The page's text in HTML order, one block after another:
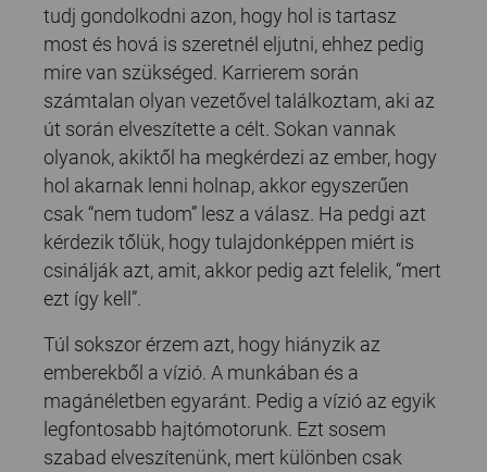
tudj gondolkodni azon, hogy hol is tartasz
most és hová is szeretnél eljutni, ehhez pedig
mire van szükséged. Karrierem során
számtalan olyan vezetővel találkoztam, aki az
út során elveszítette a célt. Sokan vannak
olyanok, akiktől ha megkérdezi az ember, hogy
hol akarnak lenni holnap, akkor egyszerűen
csak “nem tudom” lesz a válasz. Ha pedgi azt
kérdezik tőlük, hogy tulajdonképpen miért is
csinálják azt, amit, akkor pedig azt felelik, “mert
ezt így kell”.
Túl sokszor érzem azt, hogy hiányzik az
emberekből a vízió. A munkában és a
magánéletben egyaránt. Pedig a vízió az egyik
legfontosabb hajtómotorunk. Ezt sosem
szabad elveszítenünk, mert különben csak